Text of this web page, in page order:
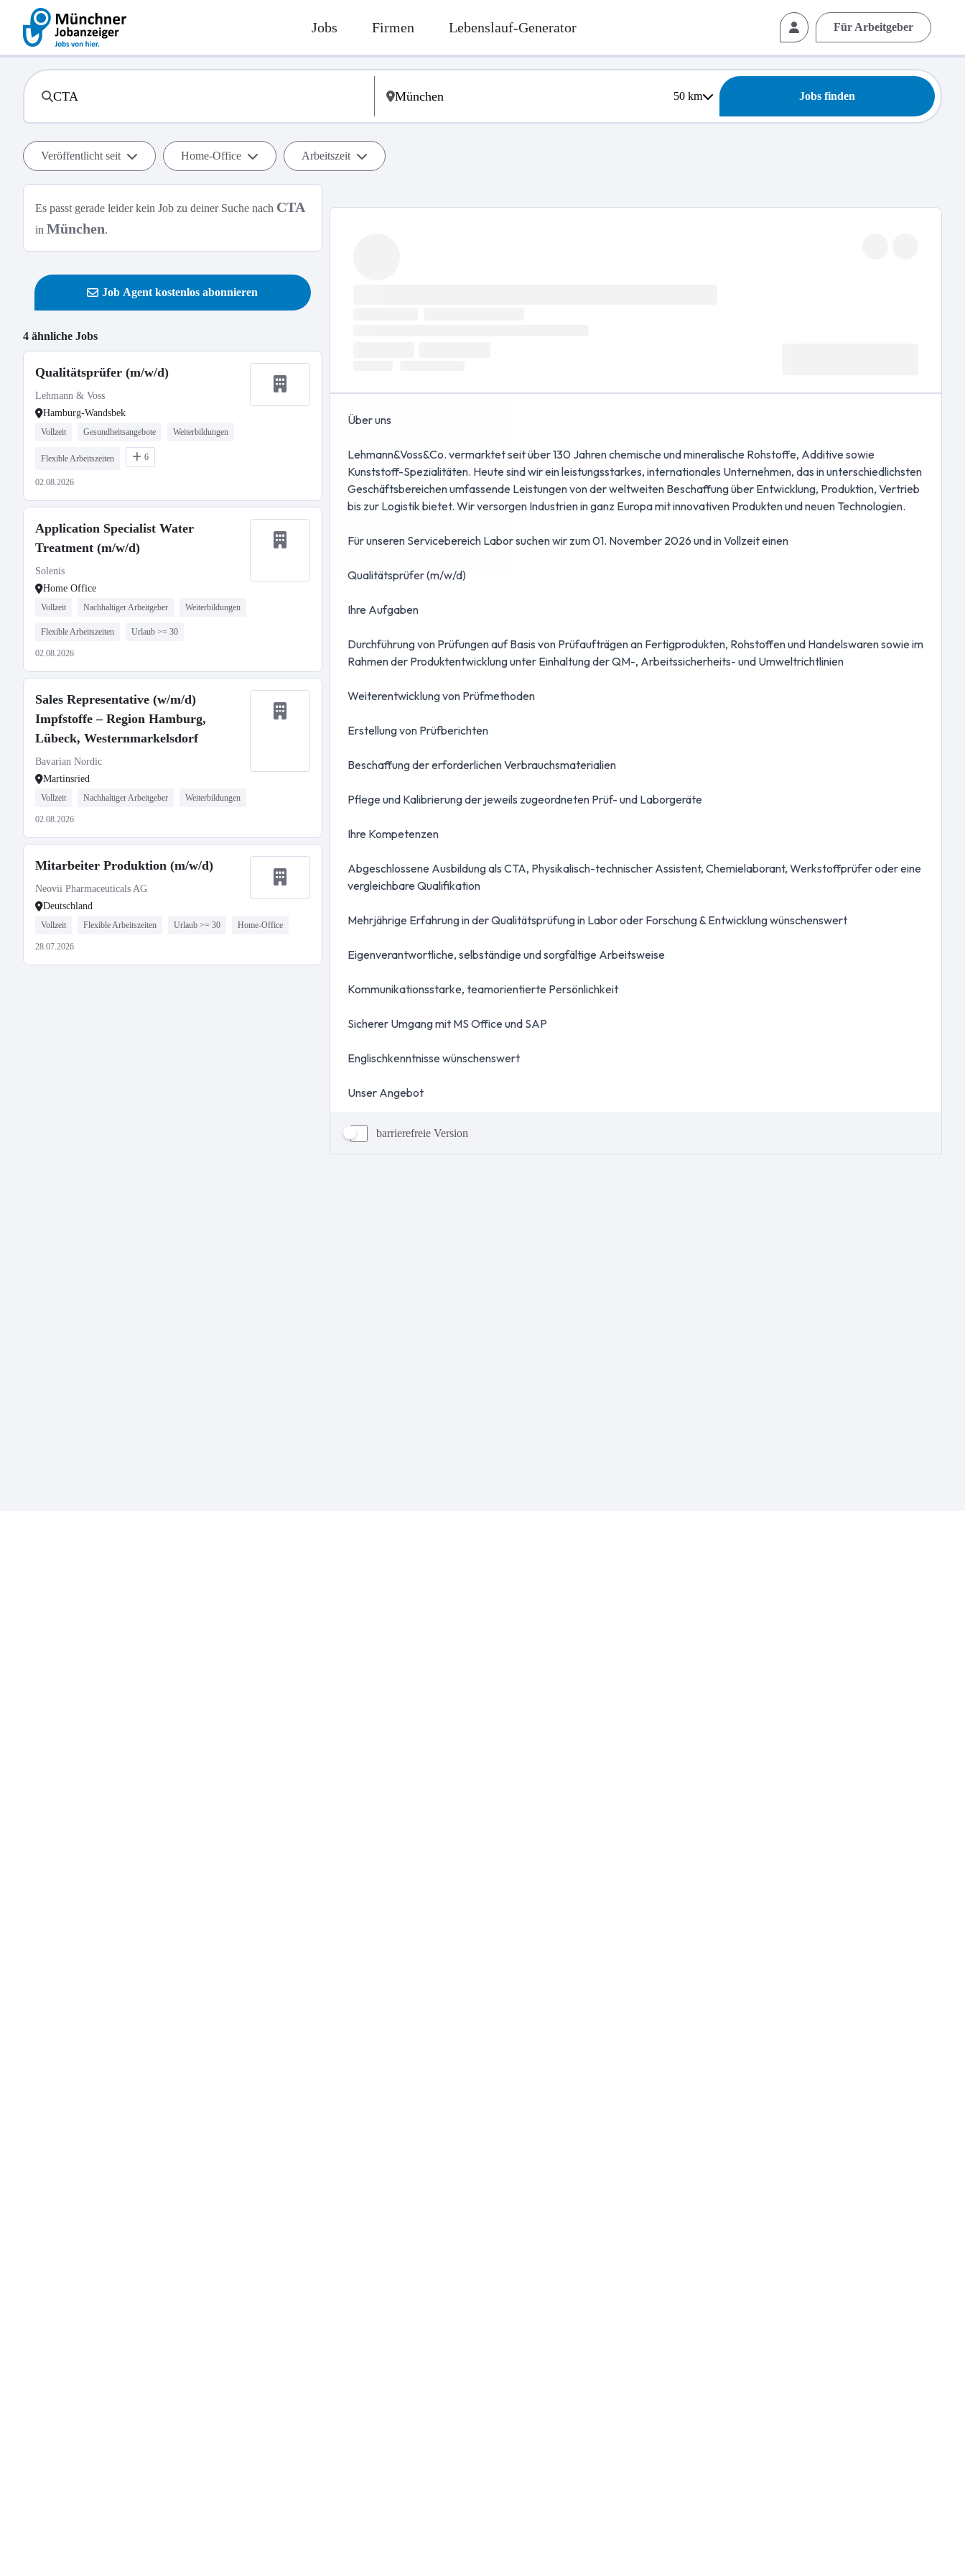
Jobs Firmen Lebenslauf-Generator Für Arbeitgeber
50km Jobs finden
Veröffentlicht seit Home-Office Arbeitszeit
Es passt gerade leider kein Job zu deiner Suche nach CTA
in München.
Job Agent kostenlos abonnieren
4 ähnliche Jobs
Qualitätsprüfer (m/w/d)
Lehmann & Voss
Hamburg-Wandsbek
Vollzeit Gesundheitsangebote Weiterbildungen
Flexible Arbeitszeiten 6
02.08.2026
Application Specialist Water
Treatment (m/w/d)
Solenis
Home Office
Vollzeit Nachhaltiger Arbeitgeber Weiterbildungen
Flexible Arbeitszeiten Urlaub >= 30
02.08.2026
Sales Representative (w/m/d)
Impfstoffe – Region Hamburg,
Lübeck, Westernmarkelsdorf
Bavarian Nordic
Martinsried
Vollzeit Nachhaltiger Arbeitgeber Weiterbildungen
02.08.2026
Mitarbeiter Produktion (m/w/d)
Neovii Pharmaceuticals AG
Deutschland
Vollzeit Flexible Arbeitszeiten Urlaub >= 30 Home-Office
28.07.2026
barrierefreie Version